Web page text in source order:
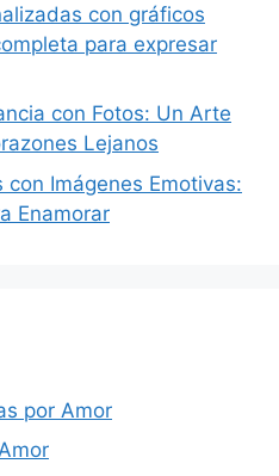
con gráficos
para expresar
con Fotos: Un Arte
Lejanos
Imágenes Emotivas:
Enamorar
por Amor